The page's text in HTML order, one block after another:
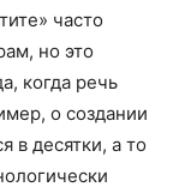
часто
но это
когда речь
о создании
в десятки, а то